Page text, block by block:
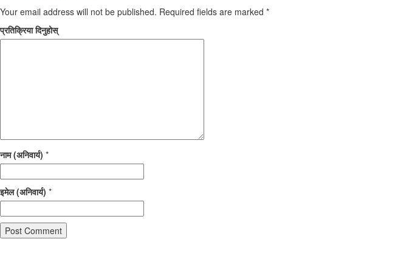
Your email address will not be published. Required fields are marked *
प्रतिक्रिया दिनुहोस्
नाम (अनिवार्य) *
इमेल (अनिवार्य) *